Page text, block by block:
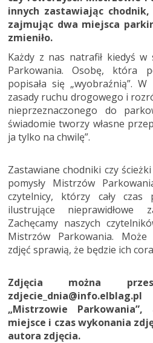
innych zastawiając
zajmując dwa miejsca
zmieniło.
Każdy z nas natrafił kiedyś
Parkowania. Osobę, która
popisała się „wyobraźnią”.
zasady ruchu drogowego i
nieprzeznaczonego do
świadomie tworzy własne
ja tylko na chwilę”.
Zastawiane chodniki czy
pomysły Mistrzów
czytelnicy, którzy cały czas
ilustrujące nieprawidłowe
Zachęcamy naszych
Mistrzów Parkowania. Może
zdjęć sprawią, że będzie ich
Zdjęcia można
„Mistrzowie
miejsce i czas wykonania
autora zdjęcia.